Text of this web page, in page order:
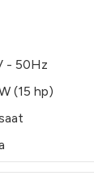
- 50Hz
(15 hp)
çelik kafa ve